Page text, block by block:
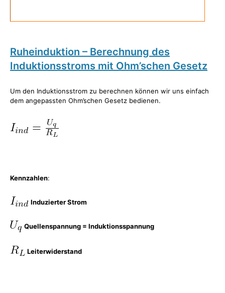
Ruheinduktion – Berechnung des
Induktionsstroms mit Ohm’schen Gesetz
Um den Induktionsstrom zu berechnen können wir uns einfach
dem angepassten Ohm’schen Gesetz bedienen.
Kennzahlen:
Induzierter Strom
Quellenspannung = Induktionsspannung
Leiterwiderstand